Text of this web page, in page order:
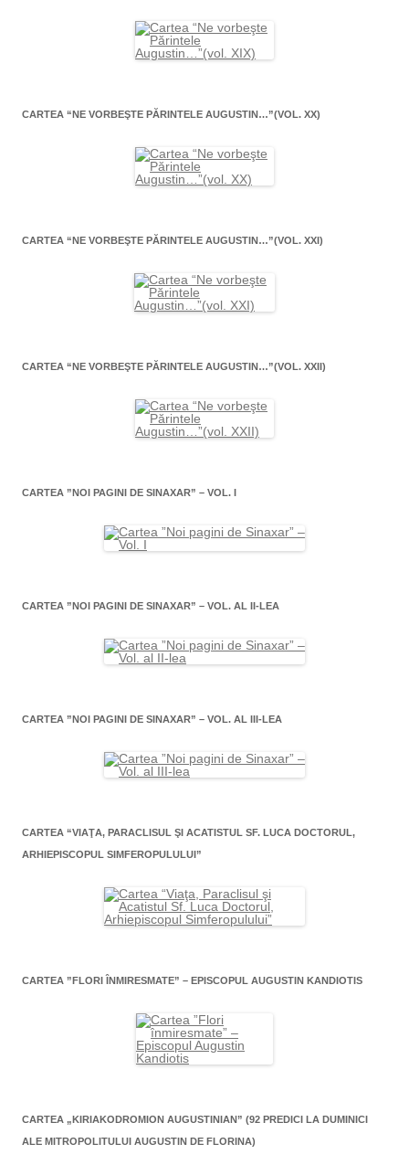
CARTEA “NE VORBEŞTE PĂRINTELE AUGUSTIN…”(VOL. XX)
CARTEA “NE VORBEŞTE PĂRINTELE AUGUSTIN…”(VOL. XXI)
CARTEA “NE VORBEŞTE PĂRINTELE AUGUSTIN…”(VOL. XXII)
CARTEA ”NOI PAGINI DE SINAXAR” – VOL. I
CARTEA ”NOI PAGINI DE SINAXAR” – VOL. AL II-LEA
CARTEA ”NOI PAGINI DE SINAXAR” – VOL. AL III-LEA
CARTEA “VIAŢA, PARACLISUL ŞI ACATISTUL SF. LUCA DOCTORUL,
ARHIEPISCOPUL SIMFEROPULULUI”
CARTEA ”FLORI ÎNMIRESMATE” – EPISCOPUL AUGUSTIN KANDIOTIS
CARTEA „KIRIAKODROMION AUGUSTINIAN” (92 PREDICI LA DUMINICI
ALE MITROPOLITULUI AUGUSTIN DE FLORINA)